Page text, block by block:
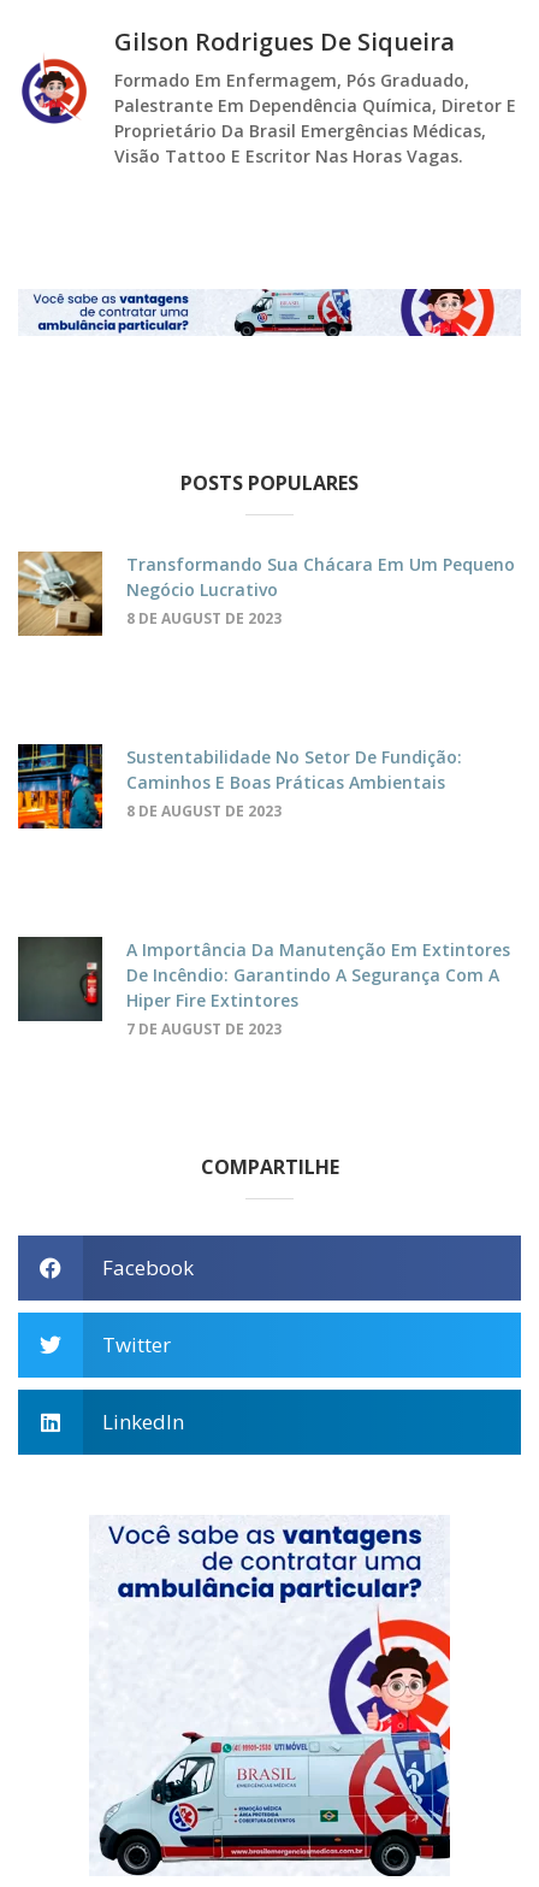
Gilson Rodrigues De Siqueira
Formado Em Enfermagem, Pós Graduado,
Palestrante Em Dependência Química, Diretor E
Proprietário Da Brasil Emergências Médicas,
Visão Tattoo E Escritor Nas Horas Vagas.
POSTS POPULARES
Transformando Sua Chácara Em Um Pequeno
Negócio Lucrativo
8 DE AUGUST DE 2023
Sustentabilidade No Setor De Fundição:
Caminhos E Boas Práticas Ambientais
8 DE AUGUST DE 2023
A Importância Da Manutenção Em Extintores
De Incêndio: Garantindo A Segurança Com A
Hiper Fire Extintores
7 DE AUGUST DE 2023
COMPARTILHE
Facebook
Twitter
LinkedIn